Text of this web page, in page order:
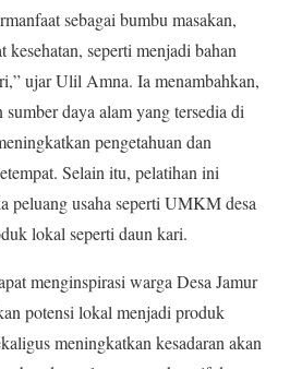
sebagai bumbu masakan,
seperti menjadi bahan
ujar Ulil Amna. Ia menambahkan,
daya alam yang tersedia di
pengetahuan dan
Selain itu, pelatihan ini
peluang usaha seperti UMKM desa
lokal seperti daun kari.
menginspirasi warga Desa Jamur
potensi lokal menjadi produk
meningkatkan kesadaran akan